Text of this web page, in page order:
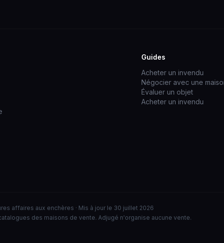
Guides
Acheter un invendu
Négocier avec une
Évaluer un objet
Acheter un invendu
affaires aux enchères · Mis à jour le 30 juillet 2026
des maisons de vente. Adjugé n'organise aucune vente.